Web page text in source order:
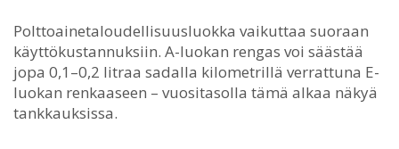
Polttoainetaloudellisuusluokka vaikuttaa suoraan
käyttökustannuksiin. A-luokan rengas voi säästää
jopa 0,1–0,2 litraa sadalla kilometrillä verrattuna E-
luokan renkaaseen – vuositasolla tämä alkaa näkyä
tankkauksissa.